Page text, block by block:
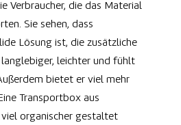
Verbraucher, die das Material
Sie sehen, dass
Lösung ist, die zusätzliche
leichter und fühlt
bietet er viel mehr
Transportbox aus
viel organischer gestaltet